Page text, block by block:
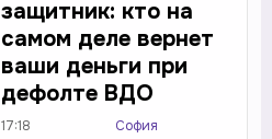
защитник: кто на
самом деле вернет
ваши деньги при
дефолте ВДО
17:18
София